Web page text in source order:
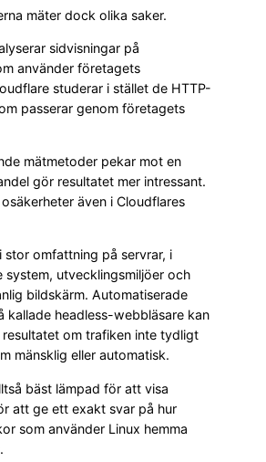
mäter dock olika saker.
sidvisningar på
använder företagets
studerar i stället de HTTP-
passerar genom företagets
mätmetoder pekar mot en
gör resultatet mer intressant.
även i Cloudflares
stor omfattning på servrar, i
system, utvecklingsmiljöer och
bildskärm. Automatiserade
kallade headless-webbläsare kan
om trafiken inte tydligt
mänsklig eller automatisk.
bäst lämpad för att visa
att ge ett exakt svar på hur
som använder Linux hemma